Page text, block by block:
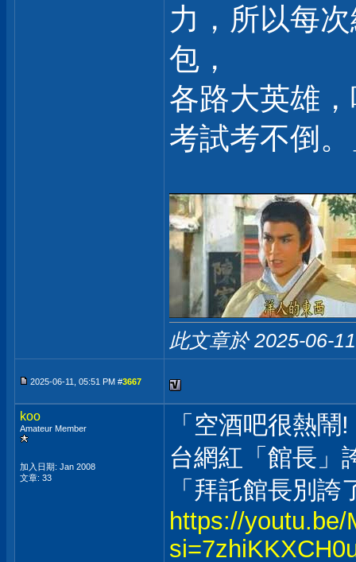
力，所以每
包，
各路大英雄
考試考不倒
此文章於 2025-06-
2025-06-11, 05:51 PM #3667
koo
Amateur Member
加入日期: Jan 2008
文章: 33
「空酒吧很熱
台網紅「館長」
「拜託館長別
https://